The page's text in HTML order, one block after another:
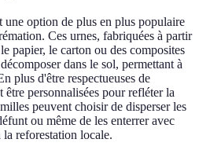
une option de plus en plus populaire
Ces urnes, fabriquées à partir
papier, le carton ou des composites
dans le sol, permettant à
plus d'être respectueuses de
personnalisées pour refléter la
peuvent choisir de disperser les
ou même de les enterrer avec
reforestation locale.